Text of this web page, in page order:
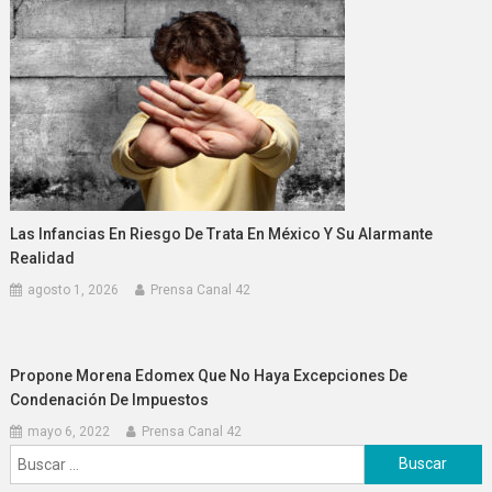
Las Infancias En Riesgo De Trata En México Y Su Alarmante
Realidad
agosto 1, 2026 Prensa Canal 42
Propone Morena Edomex Que No Haya Excepciones De
Condenación De Impuestos
mayo 6, 2022 Prensa Canal 42
Buscar: